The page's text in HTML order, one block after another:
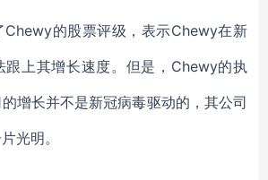
Chewy的股票评级，表示Chewy在新
跟上其增长速度。但是，Chewy的执
增长并不是新冠病毒驱动的 ， 其公司
光明。